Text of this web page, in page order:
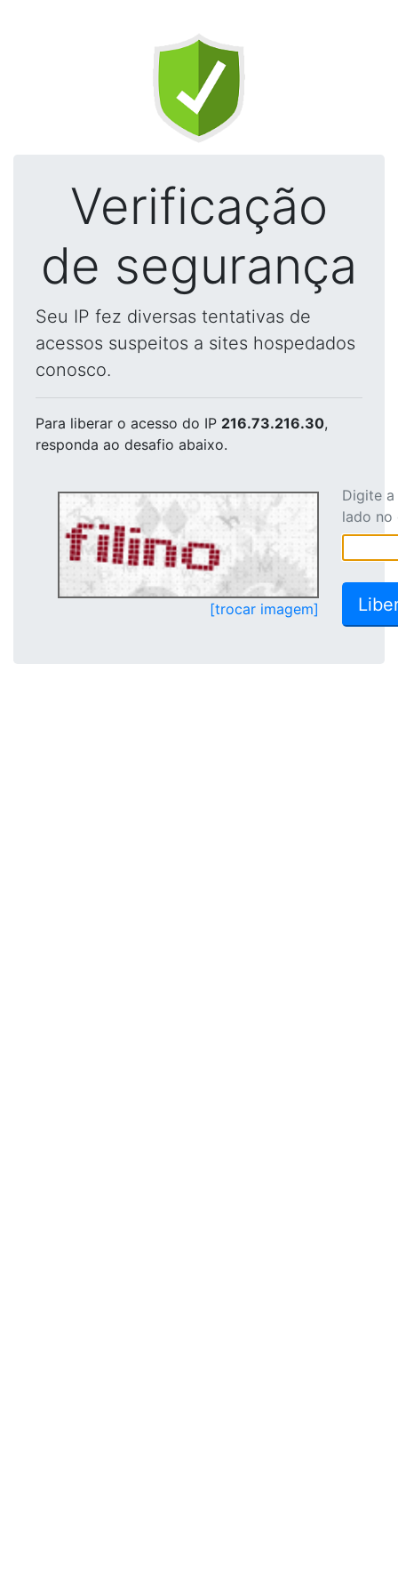
Verificação
de segurança
Seu IP fez diversas tentativas de
acessos suspeitos a sites hospedados
conosco.
Para liberar o acesso do IP 216.73.216.30,
responda ao desafio abaixo.
[trocar imagem]
Digite
lado no